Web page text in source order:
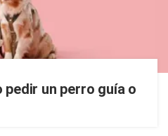
un perro guía o